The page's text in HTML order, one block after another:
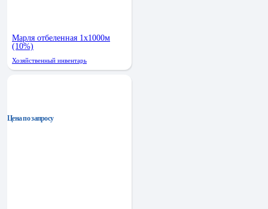
Марля отбеленная 1х1000м
(10%)
Хозяйственный инвентарь
Цена по запросу